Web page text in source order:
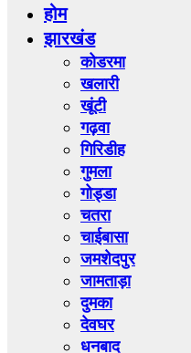
होम
झारखंड
कोडरमा
खलारी
खूंटी
गढ़वा
गिरिडीह
गुमला
गोड्डा
चतरा
चाईबासा
जमशेदपुर
जामताड़ा
दुमका
देवघर
धनबाद